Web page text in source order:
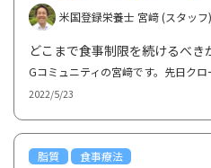
米国登録栄養士 宮﨑 (スタッフ)
どこまで食事制限を続けるべき
2022/5/23
脂質 食事療法